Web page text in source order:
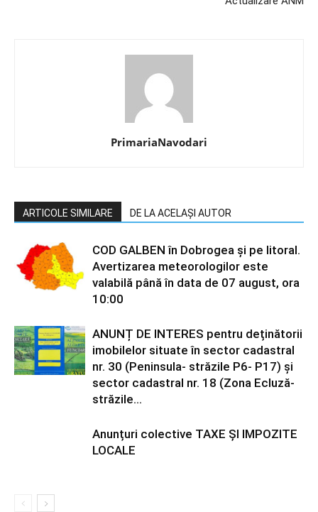
PrimariaNavodari
ARTICOLE SIMILARE DE LA ACELAȘI AUTOR
COD GALBEN în Dobrogea și pe litoral.
Avertizarea meteorologilor este
valabilă până în data de 07 august, ora
10:00
ANUNȚ DE INTERES pentru deținătorii
imobilelor situate în sector cadastral
nr. 30 (Peninsula- străzile P6- P17) și
sector cadastral nr. 18 (Zona Ecluză-
străzile...
Anunțuri colective TAXE ȘI IMPOZITE
LOCALE